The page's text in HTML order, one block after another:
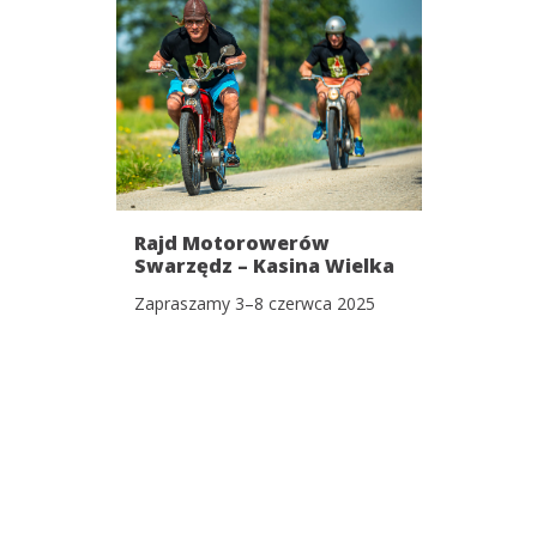
Rajd Motorowerów
Swarzędz – Kasina Wielka
Motoryzacyjny!
Zapraszamy 3–8 czerwca 2025